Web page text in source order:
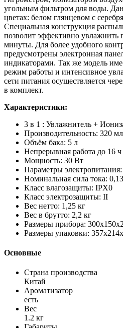
угольным фильтром для воды.
цветах: белом глянцевом с
Специальная конструкция
позволит эффективно увлажнить
минуты. Для более удобного
предусмотрены электронная
индикаторами. Так же модель
режим работы и интенсивное
сети питания осуществляется
в комплект.
Характеристики:
3 в 1 : Увлажнитель +
Производительность: 320
Объём бака: 5 л
Непрерывная работа до 16 ч
Мощность: 30 Вт
Параметры
Номинальная сила тока:
Класс влагозащиты: IPX0
Класс электрозащиты: II
Вес нетто: 1,25 кг
Вес в брутто: 2,2 кг
Размеры прибора:
Размеры упаковки:
Основные
Страна производства
Китай
Ароматизатор
есть
Вес
1.2 кг